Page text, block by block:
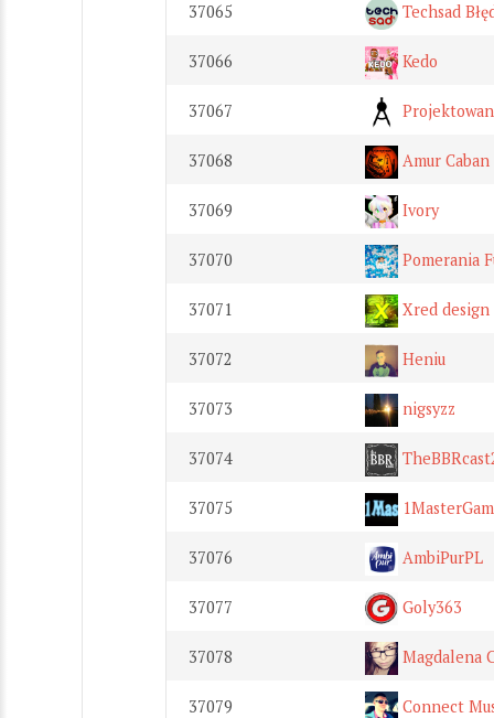
37065 Techsad
37066 Kedo
37067
37068 Amur
37069 Ivory
37070 Pomerania
37071 Xred design
37072 Heniu
37073 nigsyzz
37074
37075
37076 AmbiPurPL
37077 Goly363
37078 Magdalena
37079 Connect